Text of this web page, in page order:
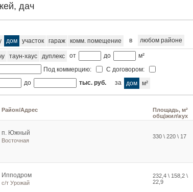
дач
дом участок гараж комм. помещение в любом районе
таун-хаус дуплекс от до
м²
Под коммерцию:
С договором:
до тыс. руб. за дом м²
Район/Адрес
Площадь, м²
общ\жил\кух
п. Южный
Восточная
330 \ 220 \ 17
Ипподром
с/т Урожай
232,4 \ 158,2 \
22,9